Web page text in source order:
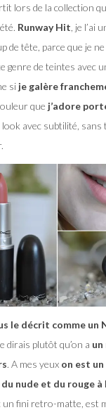
lors de la collection
Runway Hit , je l’ai
de tête, parce que je
genre de teintes avec
sije galère
que j’adore
avec subtilité, sans
le décrit comme un
dirais plutôt qu’on a un
. A mes yeux on est un
nude et du rouge à
un fini retro-matte, est